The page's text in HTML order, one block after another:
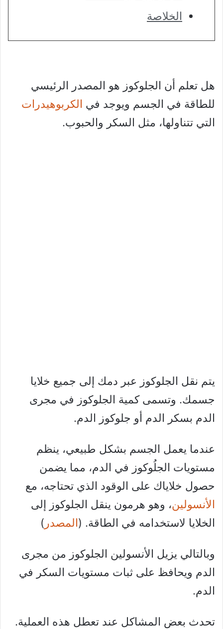
الخلاصة
هل تعلم أن الجلوكوز هو المصدر الرئيسي
للطاقة في الجسم ويوجد في الكربوهيدرات
التي تتناولها، مثل السكر والحبوب.
يتم نقل الجلوكوز عبر دمك إلى جميع خلايا
جسمك. وتسمى كمية الجلوكوز في مجرى
الدم بسكر الدم أو جلوكوز الدم.
عندما يعمل الجسم بشكل طبيعي، ينظم
مستويات الجلُوكوز في الدم، مما يضمن
حصول خلاياك على الوقود الذي تحتاجه، مع
الأنسولين، وهو هرمون ينقل الجلوكوز إلى
الخلايا لاستخدامه في الطاقة. (المصدر )
وبالتالي يزيل الأنسولين الجلوكوز من مجرى
الدم ويحافظ على ثبات مستويات السكر في
الدم.
تحدث بعض المشاكل عند تعطل هذه العملية.